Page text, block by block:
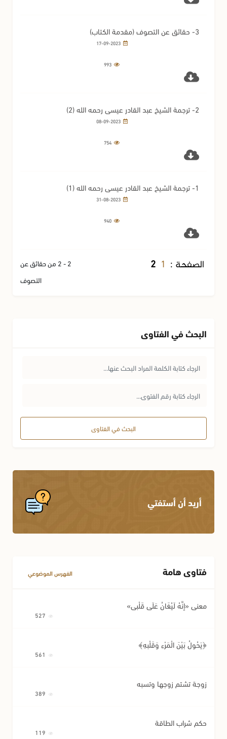
3- حقائق عن التصوف (مقدمة الكتاب)
17-09-2023
2- ترجمة الشيخ عبد القادر عيسى رحمه الله (2)
08-09-2023
1- ترجمة الشيخ عبد القادر عيسى رحمه الله (1)
31-08-2023
الصفحة : 1
2
2 - 2 من حقائق عن
التصوف
البحث في الفتاوى
البحث في الفتاوى
أريد أن أستفتي
فتاوى هامة الفهرس الموضوعي
معنى «إِنَّهُ لَيُغَانُ عَلَى قَلْبِي»
﴿يَحُولُ بَيْنَ الْمَرْءِ وَقَلْبِهِ﴾
زوجة تشتم زوجها وتسبه
حكم شراب الطاقة